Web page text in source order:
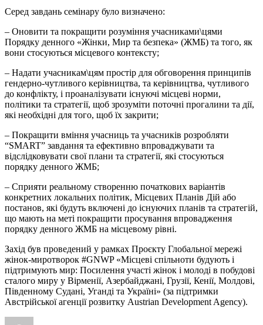
Серед завдань семінару було визначено:
– Оновити та покращити розуміння учасниками\цями
Порядку денного «Жінки, Мир та безпека» (ЖМБ) та того, як
вони стосуються місцевого контексту;
– Надати учасникам\цям простір для обговорення принципів
гендерно-чутливого керівництва, та керівництва, чутливого
до конфлікту, і проаналізувати існуючі місцеві норми,
політики та стратегії, щоб зрозуміти поточні прогалини та дії,
які необхідні для того, щоб їх закрити;
– Покращити вміння учасниць та учасників розробляти
“SMART” завдання та ефективно впроваджувати та
відслідковувати свої плани та стратегії, які стосуються
порядку денного ЖМБ;
– Сприяти реальному створенню початкових варіантів
конкретних локальних політик, Місцевих Планів Дій або
постанов, які будуть включені до існуючих планів та стратегій,
що мають на меті покращити просування впровадження
порядку денного ЖМБ на місцевому рівні.
Захід був проведений у рамках Проєкту Глобальної мережі
жінок-миротворок #GNWP «Місцеві спільноти будують і
підтримують мир: Посилення участі жінок і молоді в побудові
сталого миру у Вірменії, Азербайджані, Грузії, Кенії, Молдові,
Південному Судані, Уганді та Україні» (за підтримки
Австрійської агенції розвитку Austrian Development Agency).